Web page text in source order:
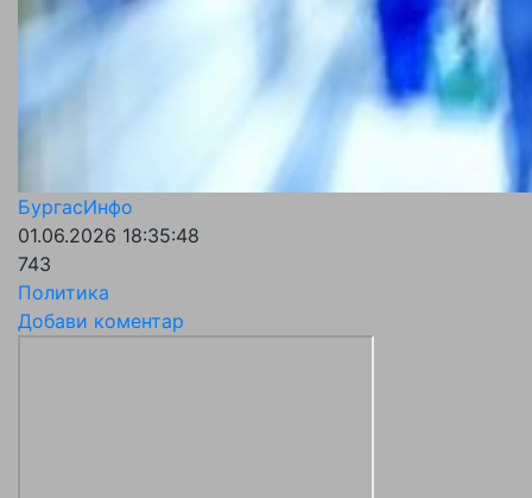
БургасИнфо
01.06.2026 18:35:48
743
Политика
Добави коментар